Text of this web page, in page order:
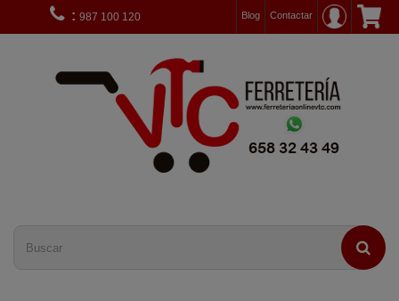
Contactar
: 987 100 120 Blog